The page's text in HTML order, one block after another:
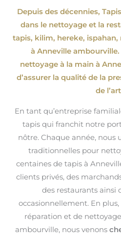
Depuis des décennies,
dans le nettoyage et la
tapis, kilim, hereke, ispahan,
à Anneville
nettoyage à la main à
d’assurer la qualité de la
de
En tant qu’entreprise
tapis qui franchit notre
nôtre. Chaque année, nous
traditionnelles pour
centaines de tapis à
clients privés, des
des restaurants ainsi
occasionnellement. En plus,
réparation et de
ambourville, nous venons